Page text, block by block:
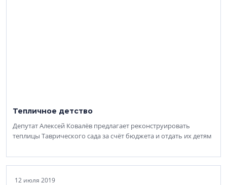
Тепличное детство
Депутат Алексей Ковалёв предлагает реконструировать
теплицы Таврического сада за счёт бюджета и отдать их детям
12 июля 2019